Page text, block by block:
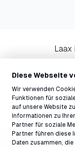
Diese Webseite
Wir verwenden
Funktionen für
auf unsere Website
Informationen zu
Partner für soziale
Partner führen diese
Daten zusammen,